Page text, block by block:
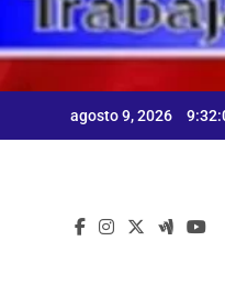
agosto 9, 2026